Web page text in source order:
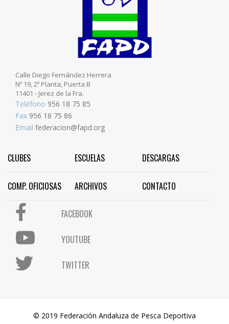
Calle Diego Fernández Herrera
Nº 19, 2º Planta, Puerta B
11401 - Jerez de la Fra.
Teléfono 956 18 75 85
Fax 956 18 75 86
Email federacion@fapd.org
CLUBES ESCUELAS DESCARGAS
COMP. OFICIOSAS ARCHIVOS CONTACTO
FACEBOOK
YOUTUBE
TWITTER
© 2019 Federación Andaluza de Pesca Deportiva